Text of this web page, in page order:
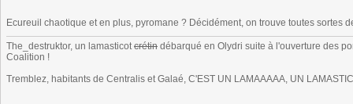
Ecureuil chaotique et en plus, pyromane ? Décidément, on trouve toutes sortes
The_destruktor, un lamasticotcrétin débarqué en Olydri suite à l'ouverture des
Coalition !
Tremblez, habitants de Centralis et Galaé, C'EST UN LAMAAAAA, UN